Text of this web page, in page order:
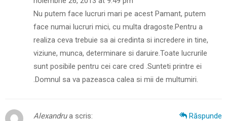
Nu putem face lucruri mari pe acest Pamant, putem
face numai lucruri mici, cu multa dragoste.Pentru a
realiza ceva trebuie sa ai credinta si incredere in tine,
viziune, munca, determinare si daruire.Toate lucrurile
sunt posibile pentru cei care cred .Sunteti printre ei
.Domnul sa va pazeasca calea si mii de multumiri.
Răspunde
Alexandru a scris: